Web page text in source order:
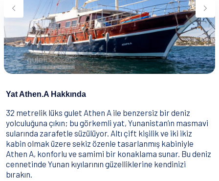
Yeme & İçme
Nasıl Rezervasyon Yapılır?
Şartlar & Koşullar
İletişim
Yat Athen.A Hakkında
32 metrelik lüks gulet Athen A ile benzersiz bir deniz
yolculuğuna çıkın; bu görkemli yat, Yunanistan’ın masmavi
sularında zarafetle süzülüyor. Altı çift kişilik ve iki ikiz
kabin olmak üzere sekiz özenle tasarlanmış kabiniyle
Athen A, konforlu ve samimi bir konaklama sunar. Bu deniz
cennetinde Yunan kıyılarının güzelliklerine kendinizi
bırakın.